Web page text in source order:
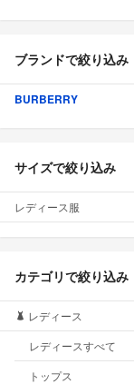
ブランドで絞り込み
BURBERRY
サイズで絞り込み
レディース服
カテゴリで絞り込み
レディース
レディースすべて
トップス